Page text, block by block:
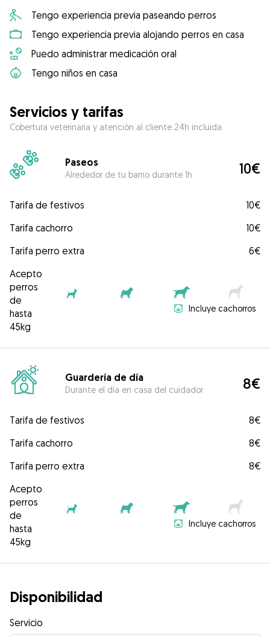
Tengo experiencia previa paseando perros
Tengo experiencia previa alojando perros en casa
Puedo administrar medicación oral
Tengo niños en casa
Servicios y tarifas
Cobertura veterinaria y atención al cliente 24h incluida
Paseos
Alrededor de tu barrio durante 1h 10€
Tarifa de festivos
10€
Tarifa cachorro
10€
Tarifa perro extra
6€
Acepto
perros
de
hasta
45kg
Incluye cachorros
Guardería de día
Durante el día en casa del cuidador 8€
Tarifa de festivos
8€
Tarifa cachorro
8€
Tarifa perro extra
8€
Acepto
perros
de
hasta
45kg
Incluye cachorros
Disponibilidad
Servicio